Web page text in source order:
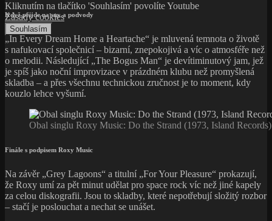
Kliknutím na tlačítko 'Souhlasím' povolíte Youtube
Zásady cookies
Souhlasím
Když přijde na sny a podvody
„In Every Dream Home a Heartache“ je mluvená temnota o životě
s nafukovací společnicí – bizarní, znepokojivá a víc o atmosféře než
o melodii. Následující „The Bogus Man“ je devítiminutový jam, jež
je spíš jako noční improvizace v prázdném klubu než promyšlená
skladba – a přes všechnu technickou zručnost je to moment, kdy
kouzlo lehce vyšumí.
Obal singlu Roxy Music: Do the Strand (1973, Island Records)
Finále s podpisem Roxy Music
Na závěr „Grey Lagoons“ a titulní „For Your Pleasure“ prokazují,
že Roxy umí za pět minut udělat pro space rock víc než jiné kapely
za celou diskografii. Jsou to skladby, které nepotřebují složitý rozbor
– stačí je poslouchat a nechat se unášet.